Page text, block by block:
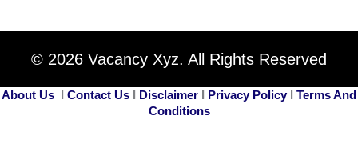
© 2026 Vacancy Xyz. All Rights Reserved
About Us I Contact Us I Disclaimer I Privacy PolicyI Terms And
Conditions